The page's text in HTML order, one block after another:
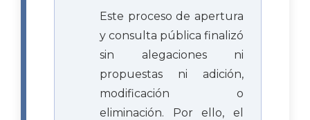
Este proceso de apertura
y consulta pública finalizó
sin alegaciones ni
propuestas ni adición,
modificación o
eliminación. Por ello, el